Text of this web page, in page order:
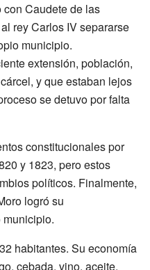
con Caudete de las
rey Carlos IV separarse
municipio.
extensión, población,
y que estaban lejos
se detuvo por falta
constitucionales por
y 1823, pero estos
políticos. Finalmente,
logró su
habitantes. Su economía
cebada, vino, aceite,